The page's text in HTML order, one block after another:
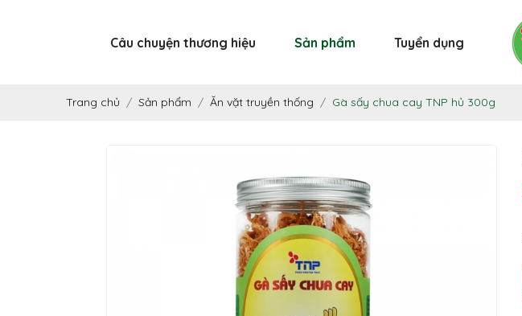
Câu chuyện thương hiệu Sản phẩm Tuyển dụng
Trang chủ Sản phẩm Ăn vặt truyền thống Gà sấy chua cay TNP hủ 300g